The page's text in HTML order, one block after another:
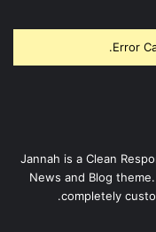
Error
Jannah is a Clean
News and Blog
completely